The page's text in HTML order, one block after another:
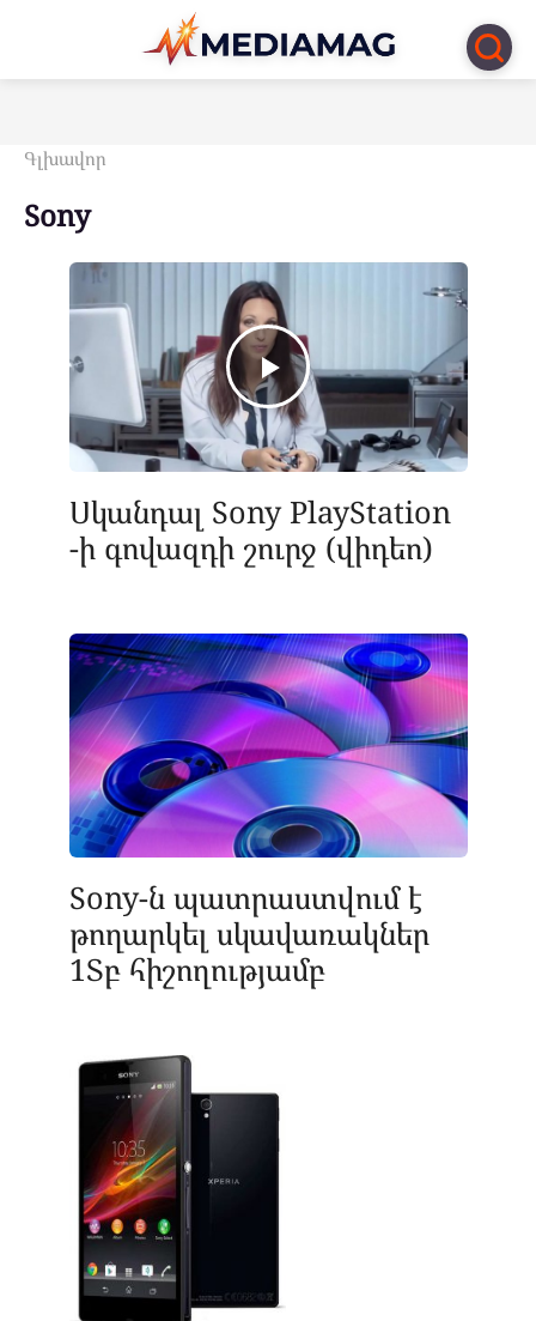
Перейти
контенту
Գլխավոր
Sony
Սկանդալ Sony PlayStation
-ի գովազդի շուրջ (վիդեո)
Sony-ն պատրաստվում է
թողարկել սկավառակներ
1Տբ հիշողությամբ